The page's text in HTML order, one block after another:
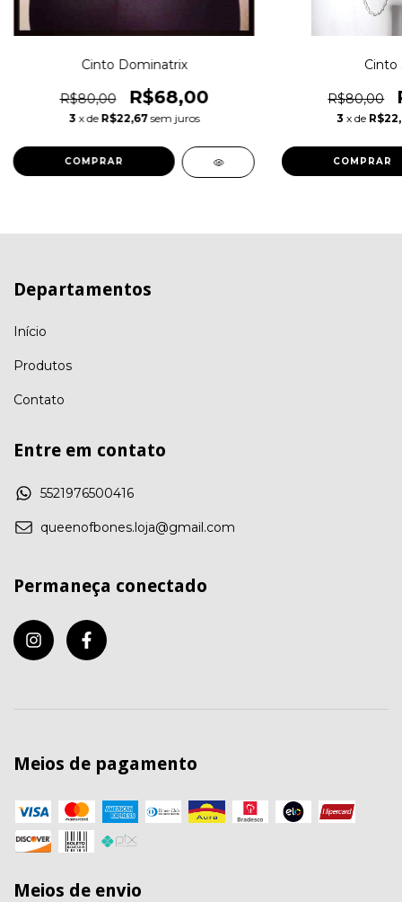
Cinto Dominatrix
R$80,00 R$68,00
3 x de R$22,67 sem juros
COMPRAR
Cinto
R$80,00
3 x de
COMPRAR
Departamentos
Início
Produtos
Contato
Entre em contato
5521976500416
queenofbones.loja@gmail.com
Permaneça conectado
Meios de pagamento
Meios de envio